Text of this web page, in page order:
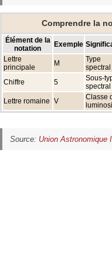
Comprendre la
Élément de la
notation
Exemple
Lettre
principale
M
Type
spectral
Chiffre
5
Sous-
spectral
Lettre romaine V
Classe
Source: Union Astronomique